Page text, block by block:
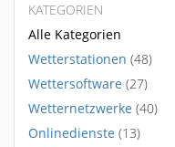
KATEGORIEN
Alle Kategorien
Wetterstationen (48)
Wettersoftware (27)
Wetternetzwerke (40)
Onlinedienste (13)